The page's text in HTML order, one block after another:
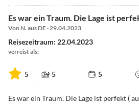
Es war ein Traum. Die Lage ist
Von N. aus DE · 29.04.2023
Reisezeitraum: 22.04.2023
verreist als:
5 5 5
Es war ein Traum. Die Lage ist perfekt (